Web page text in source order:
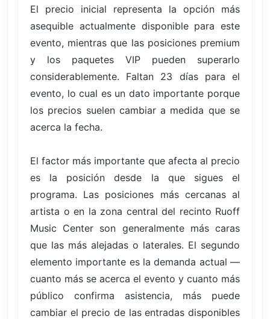
El precio inicial representa la opción más
asequible actualmente disponible para este
evento, mientras que las posiciones premium
y los paquetes VIP pueden superarlo
considerablemente. Faltan 23 días para el
evento, lo cual es un dato importante porque
los precios suelen cambiar a medida que se
acerca la fecha.
El factor más importante que afecta al precio
es la posición desde la que sigues el
programa. Las posiciones más cercanas al
artista o en la zona central del recinto Ruoff
Music Center son generalmente más caras
que las más alejadas o laterales. El segundo
elemento importante es la demanda actual —
cuanto más se acerca el evento y cuanto más
público confirma asistencia, más puede
cambiar el precio de las entradas disponibles